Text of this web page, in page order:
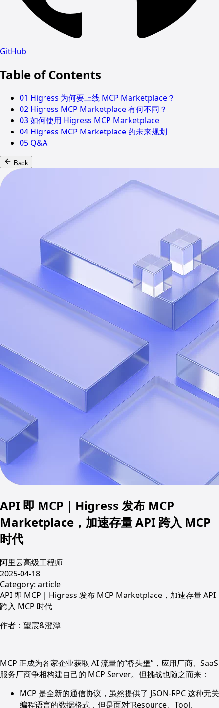
GitHub
Table of Contents
01 Higress 为何要上线 MCP Marketplace？
02 Higress MCP Marketplace 有何不同？
03 如何使用 Higress MCP Marketplace
04 Higress MCP Marketplace 的未来规划
05 Q&A
Back
API 即 MCP｜Higress 发布 MCP
Marketplace，加速存量 API 跨入 MCP
时代
阿里云高级工程师
2025-04-18
Category: article
API 即 MCP｜Higress 发布 MCP Marketplace，加速存量 API
跨入 MCP 时代
作者：望宸&澄潭
MCP 正成为各家企业获取 AI 流量的“桥头堡”，应用厂商、SaaS
服务厂商争相构建自己的 MCP Server。但挑战也随之而来：
MCP 是全新的通信协议，虽然提供了 JSON-RPC 这种无关
编程语言的数据格式，但是面对“Resource、Tool、